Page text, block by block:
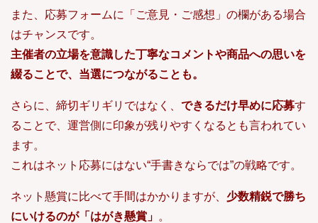
また、応募フォームに「ご意見・ご感想」の欄がある場合
はチャンスです。
主催者の立場を意識した丁寧なコメントや商品への思いを
綴ることで、当選につながることも。
さらに、締切ギリギリではなく、 できるだけ早めに応募す
ることで、運営側に印象が残りやすくなるとも言われてい
ます。
これはネット応募にはない“手書きならでは”の戦略です。
ネット懸賞に比べて手間はかかりますが、 少数精鋭で勝ち
にいけるのが「はがき懸賞」 。